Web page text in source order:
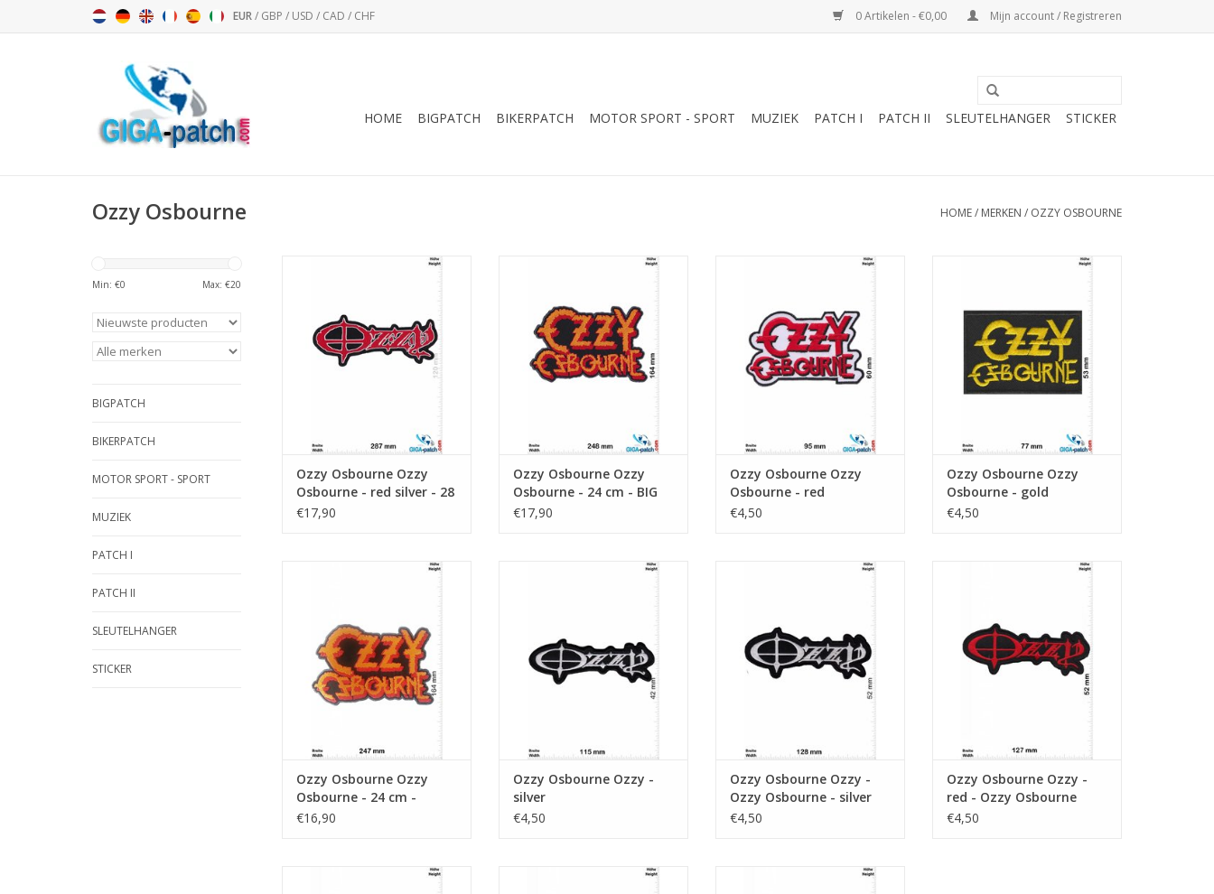
EUR/ GBP / USD / CAD / CHF 0 Artikelen - €0,00 Mijn account / Registreren
HOME BIGPATCH BIKERPATCH MOTOR SPORT - SPORT MUZIEK PATCH I PATCH II SLEUTELHANGER STICKER
Ozzy Osbourne HOME/ MERKEN / OZZY OSBOURNE
Min: €0 Max: €20
BIGPATCH
BIKERPATCH
MOTOR SPORT - SPORT
MUZIEK
PATCH I
PATCH II
SLEUTELHANGER
STICKER
Ozzy Osbourne - red silver - 28
Ozzy Osbourne Ozzy
Osbourne - red silver - 28
cm
€17,90
Ozzy Osbourne - 24 cm - BIG
TOEVOEGEN AAN WINKELWAGEN
Ozzy Osbourne Ozzy
Osbourne - 24 cm - BIG
€17,90
Ozzy Osbourne - red
TOEVOEGEN AAN WINKELWAGEN
Ozzy Osbourne Ozzy
Osbourne - red
€4,50
Ozzy Osbourne - gold
TOEVOEGEN AAN WINKELWAGEN
Ozzy Osbourne Ozzy
Osbourne - gold
€4,50
Ozzy Osbourne - 24 cm -
Ozzy Osbourne Ozzy
Osbourne - 24 cm -
BIGMusic
€16,90
TOEVOEGEN AAN WINKELWAGEN
Ozzy Osbourne Ozzy -
silver
€4,50
Ozzy - Ozzy Osbourne - silver
TOEVOEGEN AAN WINKELWAGEN
Ozzy Osbourne Ozzy -
Ozzy Osbourne - silver
€4,50
Ozzy - red - Ozzy Osbourne
TOEVOEGEN AAN WINKELWAGEN
Ozzy Osbourne Ozzy -
red - Ozzy Osbourne
€4,50
Ozzy Osbourne - yellow / gelb